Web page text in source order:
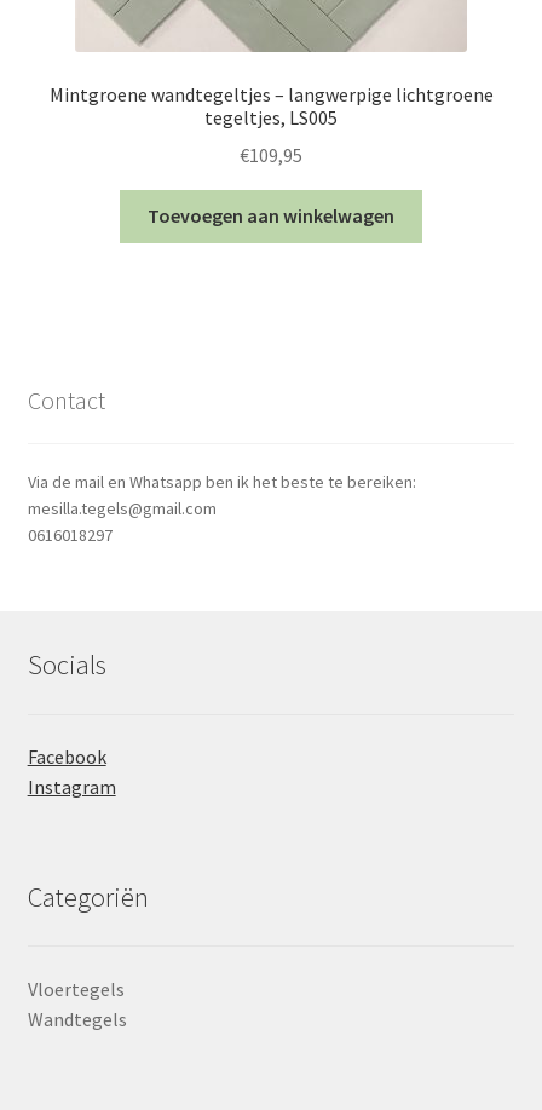
Mintgroene wandtegeltjes – langwerpige lichtgroene
tegeltjes, LS005
€109,95
Toevoegen aan winkelwagen
Contact
Via de mail en Whatsapp ben ik het beste te bereiken:
mesilla.tegels@gmail.com
0616018297
Socials
Facebook
Instagram
Categoriën
Vloertegels
Wandtegels